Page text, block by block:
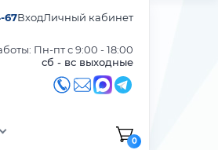
67ВходЛичный кабинет
Пн-пт с 9:00 - 18:00
сб - вс выходные
0